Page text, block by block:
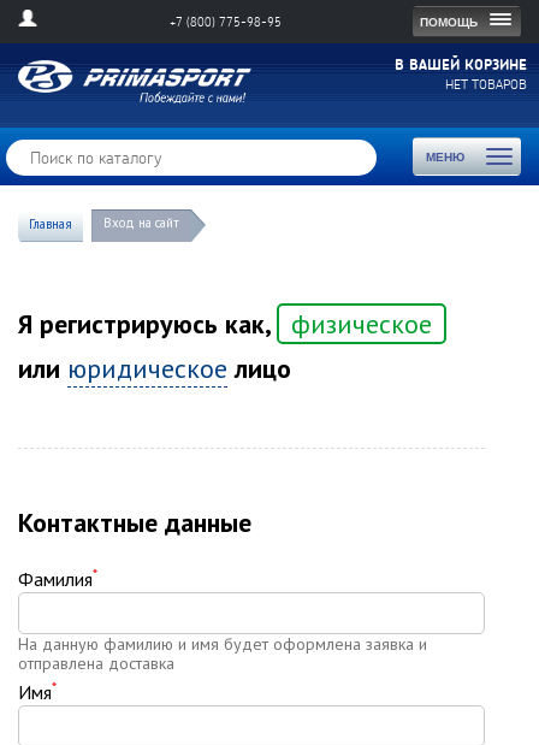
ПОМОЩЬ
+7 (800) 775-98-95
В ВАШЕЙ КОРЗИНЕ
НЕТ ТОВАРОВ
МЕНЮ
Toggle
Главная Вход на сайт
Я регистрируюсь как,
физическое
или юридическое лицо
Контактные данные
Фамилия*
На данную фамилию и имя будет оформлена заявка и
отправлена доставка
Имя*